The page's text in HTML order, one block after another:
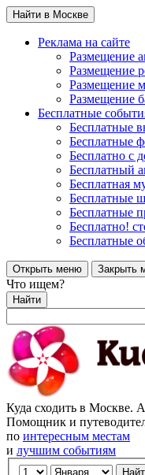
Найти в Москве
Реклама на сайте
Размещение
Размещение
Размещение
Размещение
Бесплатные
Бесплатные
Бесплатные
Бесплатно с
Бесплатный
Бесплатная
Бесплатные
Бесплатные
Бесплатно!
Бесплатные
Открыть меню Закрыть
Что ищем?
Найти
Куда сходить в Москве.
Помощник и
по интересным местам
и лучшим событиям